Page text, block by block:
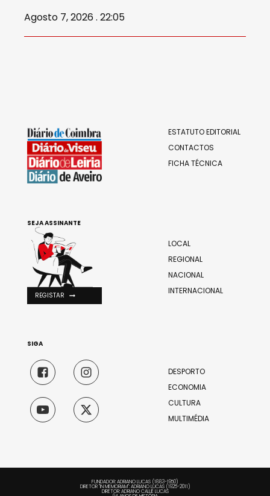
Agosto 7, 2026 . 22:05
ESTATUTO EDITORIAL
CONTACTOS
FICHA TÉCNICA
LOCAL
REGIONAL
NACIONAL
INTERNACIONAL
DESPORTO
ECONOMIA
CULTURA
MULTIMÉDIA
SEJA ASSINANTE
REGISTAR
SIGA
FUNDADOR: ADRIANO LUCAS (1883-1950)
DIRETOR "IN MEMORIAM": ADRIANO LUCAS (1925-2011)
DIRETOR: ADRIANO CALLÉ LUCAS